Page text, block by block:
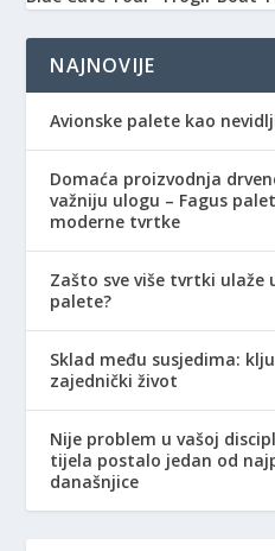
NAJNOVIJE
Avionske palete kao
Domaća proizvodnja
važniju ulogu – Fagus
moderne tvrtke
Zašto sve više tvrtki ulaže
palete?
Sklad među susjedima:
zajednički život
Nije problem u vašoj
tijela postalo jedan od
današnjice